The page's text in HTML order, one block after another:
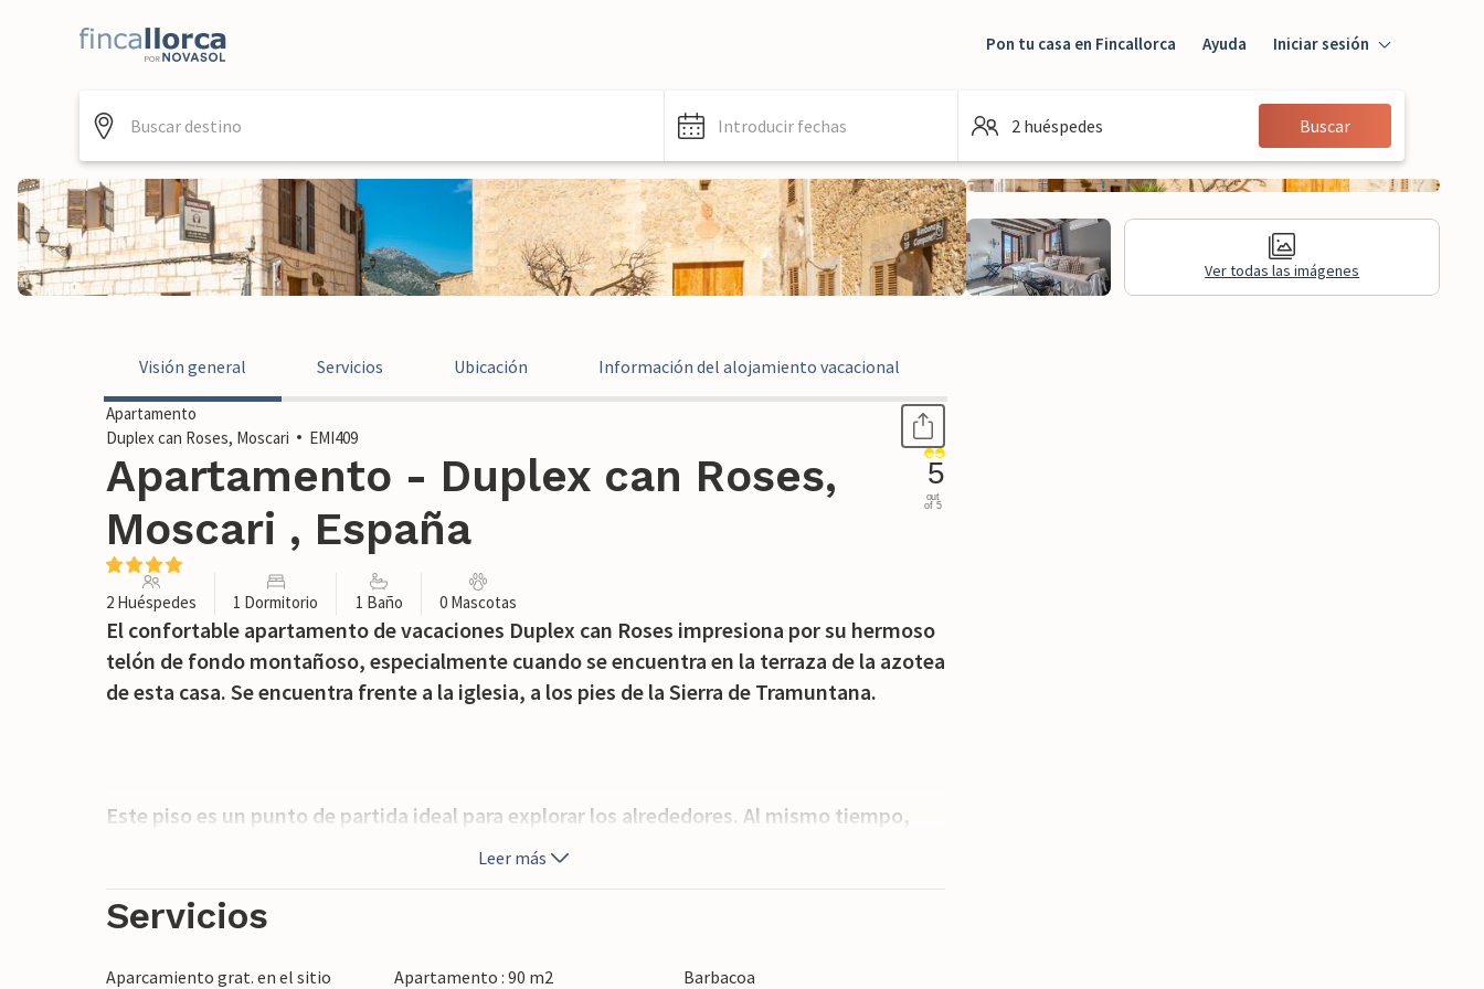
Pon tu casa en Fincallorca Ayuda Iniciar sesión
Iniciar sesión
Huésped
Introducir fechas 2 huéspedes Buscar
Ver todas las imágenes
Visión general Servicios Ubicación Información del alojamiento vacacional
Apartamento
Duplex can Roses, Moscari
EMI409
Apartamento - Duplex can Roses,
Moscari , España
5
out
of 5
2 Huéspedes 1 Dormitorio 1 Baño 0 Mascotas
El confortable apartamento de vacaciones Duplex can Roses impresiona por su hermoso
telón de fondo montañoso, especialmente cuando se encuentra en la terraza de la azotea
de esta casa. Se encuentra frente a la iglesia, a los pies de la Sierra de Tramuntana.
Este piso es un punto de partida ideal para explorar los alrededores. Al mismo tiempo,
tiene la oportunidad de experimentar la auténtica vida isleña en este típico pueblo
tumbonas, sillas y una mesa en la mencionada terraza. Así que no hay límites para un
Leer más
Servicios
Aparcamiento grat. en el sitio Apartamento : 90 m2
Barbacoa